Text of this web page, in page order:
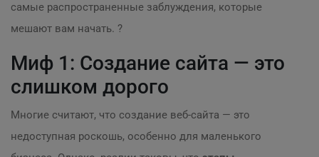
самые распространенные заблуждения, которые
мешают вам начать. ?
Миф 1: Создание сайта — это
слишком дорого
Многие считают, что создание веб-сайта — это
недоступная роскошь, особенно для маленького